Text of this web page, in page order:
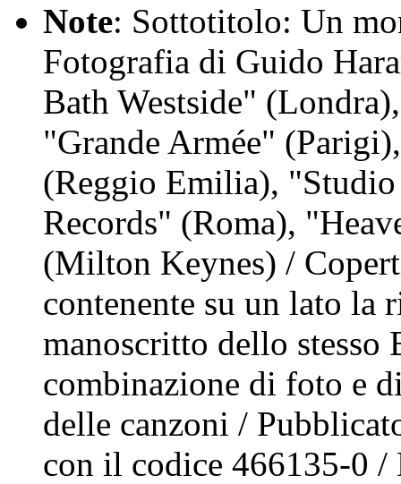
Note: Sottotitolo: Un
Fotografia di Guido
Bath Westside"
"Grande Armée"
(Reggio Emilia),
Records" (Roma),
(Milton Keynes) /
contenente su un lato la
manoscritto dello
combinazione di foto e
delle canzoni /
con il codice 466135-0